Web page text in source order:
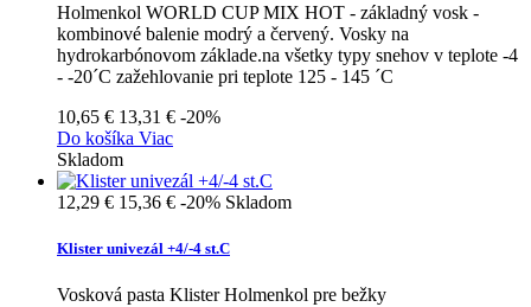
Holmenkol WORLD CUP MIX HOT - základný vosk -
kombinové balenie modrý a červený. Vosky na
hydrokarbónovom základe.na všetky typy snehov v teplote -4
- -20´C zažehlovanie pri teplote 125 - 145 ´C
10,65 € 13,31 € -20%
Do košíka Viac
Skladom
12,29 € 15,36 € -20% Skladom
Klister univezál +4/-4 st.C
Vosková pasta Klister Holmenkol pre bežky